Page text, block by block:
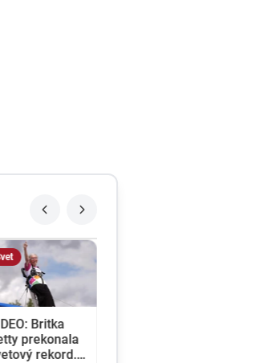
Britka
prekonala
rekord.